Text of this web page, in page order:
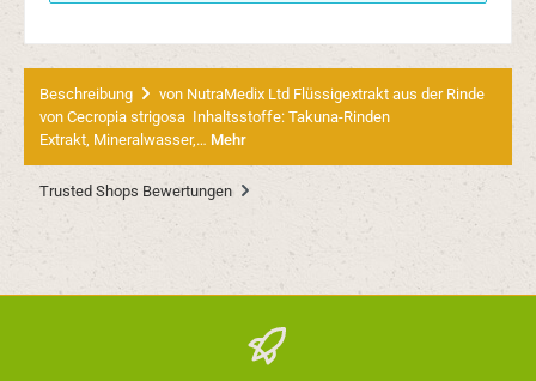
Beschreibung
von NutraMedix Ltd Flüssigextrakt aus der Rinde
von Cecropia strigosa Inhaltsstoffe: Takuna-Rinden
Extrakt, Mineralwasser,… Mehr
Trusted Shops Bewertungen